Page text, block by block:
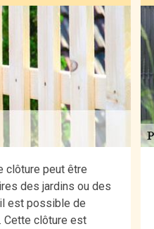
clôture peut être
des jardins ou des
est possible de
Cette clôture est